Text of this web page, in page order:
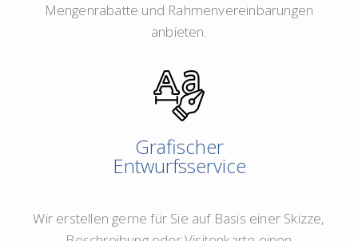
Mengenrabatte und Rahmenvereinbarungen
anbieten.
Grafischer
Entwurfsservice
Wir erstellen gerne für Sie auf Basis einer Skizze,